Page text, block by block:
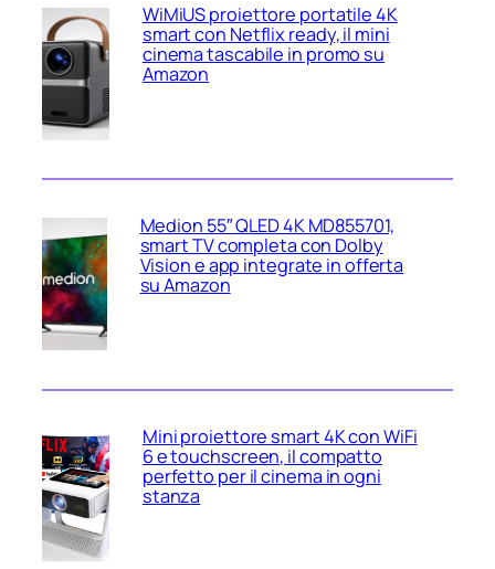
WiMiUS proiettore portatile 4K
smart con Netflix ready, il mini
cinema tascabile in promo su
Amazon
Medion 55″ QLED 4K MD855701,
smart TV completa con Dolby
Vision e app integrate in offerta
su Amazon
Mini proiettore smart 4K con WiFi
6 e touchscreen, il compatto
perfetto per il cinema in ogni
stanza